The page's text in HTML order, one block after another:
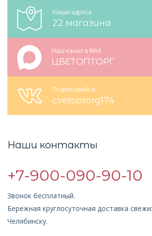
Наши адреса
22 магазина
Наш канал в MAX
ЦВЕТОПТОРГ
Подписывайся
cvetoptorg174
Наши контакты
+7-900-090-90-10
Звонок бесплатный.
Бережная круглосуточная доставка
Челябинску.